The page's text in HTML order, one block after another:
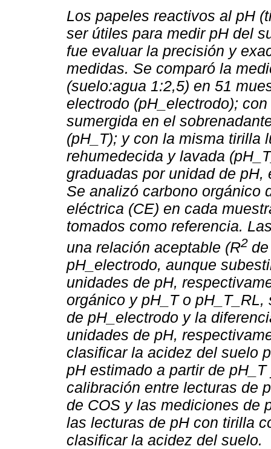
Los papeles reactivos al pH
ser útiles para medir pH del
fue evaluar la precisión y
medidas. Se comparó la
(suelo:agua 1:2,5) en 51
electrodo (pH_electrodo);
sumergida en el
(pH_T); y con la misma tirilla
rehumedecida y lavada
graduadas por unidad de
Se analizó carbono orgánico
eléctrica (CE) en cada
tomados como referencia.
una relación aceptable (R2
pH_electrodo, aunque
unidades de pH,
orgánico y pH_T o
de pH_electrodo y la
unidades de pH,
clasificar la acidez del suelo
pH estimado a partir de
calibración entre lecturas de
de COS y las mediciones de
las lecturas de pH con tirilla
clasificar la acidez del suelo.